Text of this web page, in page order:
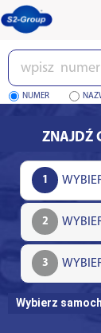
Wpisz
numer
NUMER
ZNAJDŹ
1
2
3
Wybierz